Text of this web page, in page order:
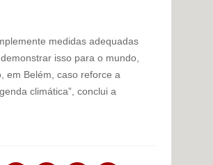
medidas adequadas
isso para o mundo,
em Belém, caso reforce a
climática”, conclui a